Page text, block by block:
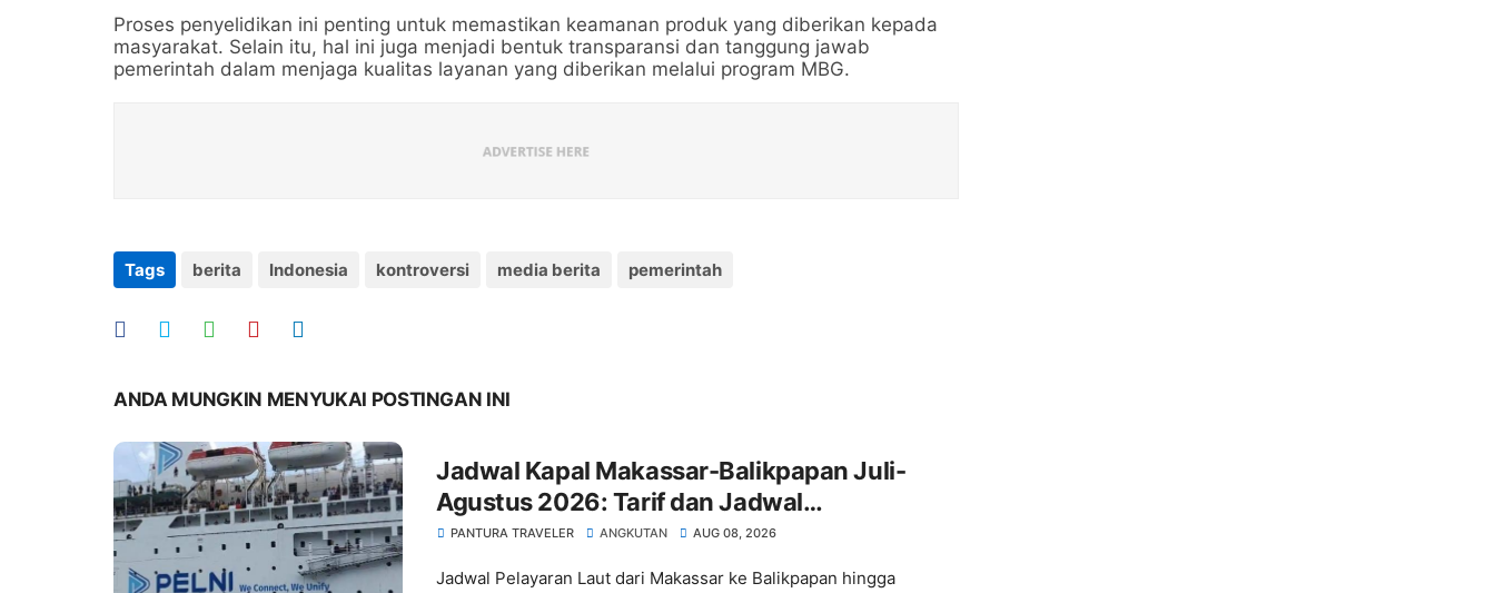
Proses penyelidikan ini penting untuk memastikan keamanan produk yang diberikan kepada
masyarakat. Selain itu, hal ini juga menjadi bentuk transparansi dan tanggung jawab
pemerintah dalam menjaga kualitas layanan yang diberikan melalui program MBG.
Tags berita Indonesia kontroversi media berita pemerintah
ANDA MUNGKIN MENYUKAI POSTINGAN INI
Jadwal Kapal Makassar-Balikpapan Juli-
Agustus 2026: Tarif dan Jadwal
Keberangkatan
PANTURA TRAVELER ANGKUTAN AUG 08, 2026
Jadwal Pelayaran Laut dari Makassar ke Balikpapan hingga